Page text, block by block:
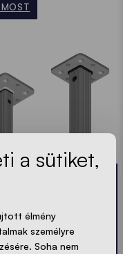
a sütiket,
élmény
személyre
Soha nem